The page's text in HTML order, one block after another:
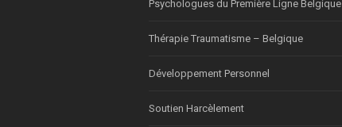
Psychologues du Première Ligne Belgique
Thérapie Traumatisme – Belgique
Développement Personnel
Soutien Harcèlement